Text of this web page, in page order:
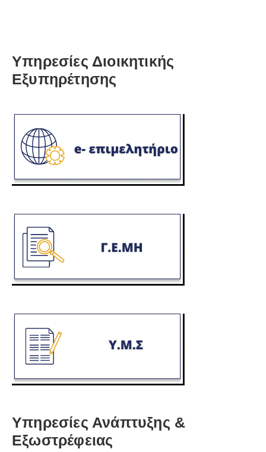
Υπηρεσίες Διοικητικής
Εξυπηρέτησης
Υπηρεσίες Ανάπτυξης &
Εξωστρέφειας